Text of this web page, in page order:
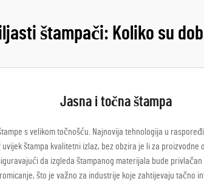
štampači: Koliko su
Jasna i točna štampa
s velikom točnošću. Najnovija tehnologija u
štampa kvalitetni izlaz, bez obzira je li za
da izgleda štampanog materijala bude
što je važno za industrije koje zahtijevaju tačno